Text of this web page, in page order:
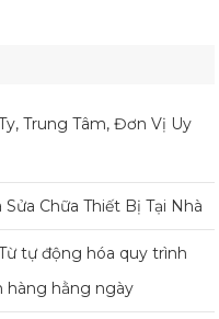
Trung Tâm, Đơn Vị Uy
Chữa Thiết Bị Tại Nhà
tự động hóa quy trình
hàng hằng ngày